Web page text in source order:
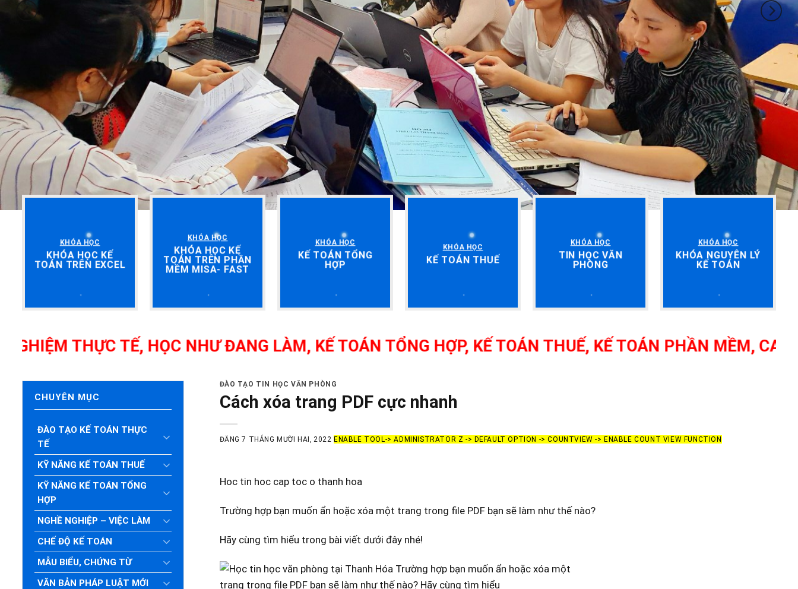
KHÓA HỌC
KHÓA HỌC KẾ
TOÁN TRÊN EXCEL
KHÓA HỌC
KHÓA HỌC KẾ
TOÁN TRÊN PHẦN
MỀM MISA- FAST
KHÓA HỌC
KẾ TOÁN TỔNG
HỢP
KHÓA HỌC
KẾ TOÁN THUẾ
KHÓA HỌC
TIN HỌC VĂN
PHÒNG
KHÓA HỌC
KHÓA NGUYÊN LÝ
KẾ TOÁN
TẾ, HỌC NHƯ ĐANG LÀM, KẾ TOÁN TỔNG HỢP, KẾ TOÁN THUẾ, KẾ TOÁN PHẦN MỀM, CAM KẾT
CHUYÊN MỤC
ĐÀO TẠO KẾ TOÁN THỰC
TẾ
KỸ NĂNG KẾ TOÁN THUẾ
KỸ NĂNG KẾ TOÁN TỔNG
HỢP
NGHỀ NGHIỆP – VIỆC LÀM
CHẾ ĐỘ KẾ TOÁN
MẪU BIỂU, CHỨNG TỪ
VĂN BẢN PHÁP LUẬT MỚI
ĐÀO TẠO TIN HỌC VĂN PHÒNG
Cách xóa trang PDF cực nhanh
ĐĂNG7 THÁNG MƯỜI HAI, 2022 ENABLE TOOL-> ADMINISTRATOR Z -> DEFAULT OPTION -> COUNTVIEW -> ENABLE COUNT VIEW FUNCTION
Hoc tin hoc cap toc o thanh hoa
Trường hợp bạn muốn ẩn hoặc xóa một trang trong file PDF bạn sẽ làm như thế nào?
Hãy cùng tìm hiểu trong bài viết dưới đây nhé!